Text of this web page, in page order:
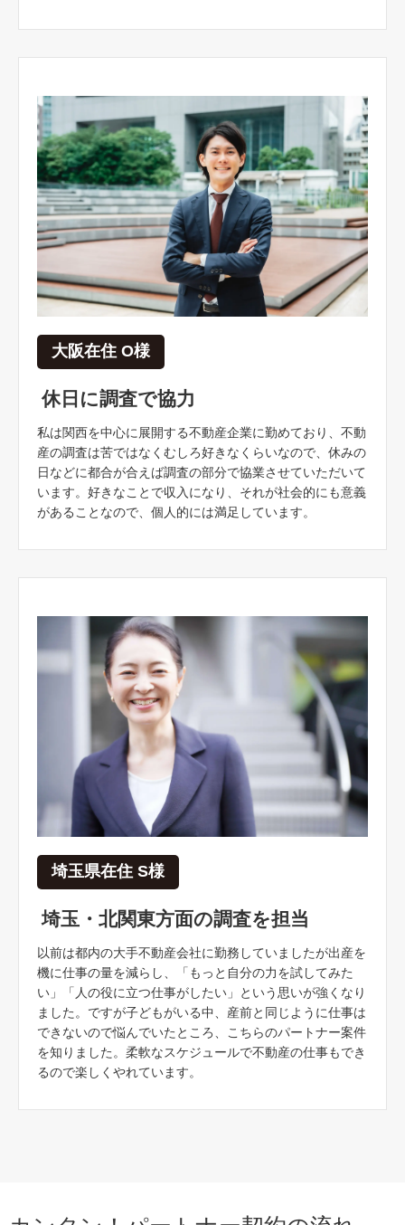
大阪在住 O様
休日に調査で協力
私は関西を中心に展開する不動産企業に勤めており、不動
産の調査は苦ではなくむしろ好きなくらいなので、休みの
日などに都合が合えば調査の部分で協業させていただいて
います。好きなことで収入になり、それが社会的にも意義
があることなので、個人的には満足しています。
埼玉県在住 S様
埼玉・北関東方面の調査を担当
以前は都内の大手不動産会社に勤務していましたが出産を
機に仕事の量を減らし、「もっと自分の力を試してみた
い」「人の役に立つ仕事がしたい」という思いが強くなり
ました。ですが子どもがいる中、産前と同じように仕事は
できないので悩んでいたところ、こちらのパートナー案件
を知りました。柔軟なスケジュールで不動産の仕事もでき
るので楽しくやれています。